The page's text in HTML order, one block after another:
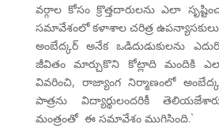
వర్గాల కోసం క్రొత్తదారులను ఎలా
సమావేశంలో కళాశాల చరిత్ర ఉపన్యాసకులు
అంబేద్కర్ అనేక ఒడిదుడుకులను
జీవితం మార్చుకొని కోట్లాది మందికి
వివరించి, రాజ్యాంగ నిర్మాణంలో
పాత్రను విద్యార్థులందరికీ
మంత్రంతో ఈ సమావేశం ముగిసింది.`